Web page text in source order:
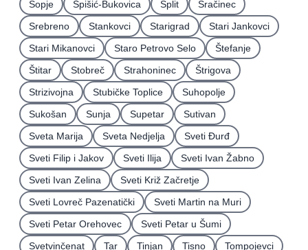
Sopje
Špišić-Bukovica Split
Sračinec
Srebreno
Stankovci Starigrad
Stari Jankovci
Stari Mikanovci
Staro Petrovo Selo
Štefanje
Štitar
Stobreč Strahoninec
Štrigova
Strizivojna
Stubičke Toplice
Suhopolje
Sukošan
Sunja Supetar
Sutivan
Sveta Marija
Sveta Nedjelja
Sveti Ðurđ
Sveti Filip i Jakov
Sveti Ilija
Sveti Ivan Žabno
Sveti Ivan Zelina
Sveti Križ Začretje
Sveti Lovreč Pazenatički
Sveti Martin na Muri
Sveti Petar Orehovec
Sveti Petar u Šumi
Svetvinčenat
Tar Tinjan Tisno
Tompojevci